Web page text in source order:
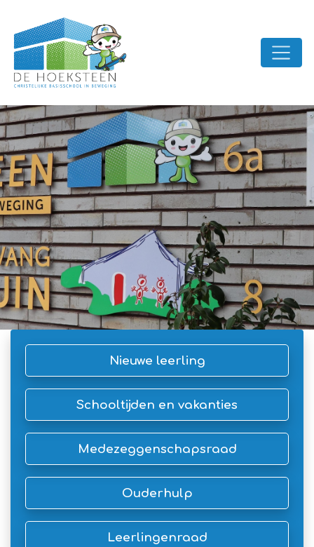
Nieuwe leerling
Schooltijden en vakanties
Medezeggenschapsraad
Ouderhulp
Leerlingenraad